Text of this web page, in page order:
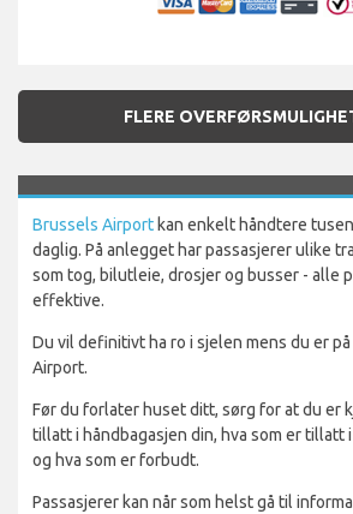
FLERE
Brussels Airport kan enkelt håndtere
daglig. På anlegget har passasjerer ulike
som tog, bilutleie, drosjer og busser - alle
effektive.
Du vil definitivt ha ro i sjelen mens du er
Airport.
Før du forlater huset ditt, sørg for at du er
tillatt i håndbagasjen din, hva som er tillatt
og hva som er forbudt.
Passasjerer kan når som helst gå til